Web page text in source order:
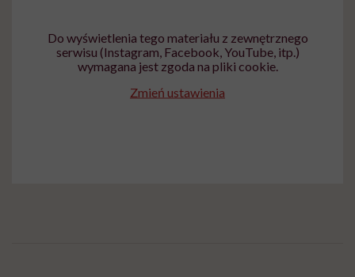
Do wyświetlenia tego materiału z zewnętrznego
serwisu (Instagram, Facebook, YouTube, itp.)
wymagana jest zgoda na pliki cookie.
Zmień ustawienia